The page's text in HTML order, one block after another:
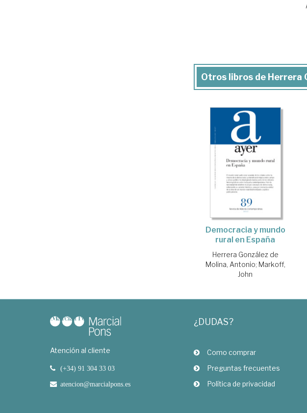
Otros libros de Herrera
Democracia y mundo
rural en España
Herrera González de
Molina, Antonio; Markoff,
John
Atención al cliente
(+34) 91 304 33 03
atencion@marcialpons.es
¿DUDAS?
Como comprar
Preguntas frecuentes
Política de privacidad